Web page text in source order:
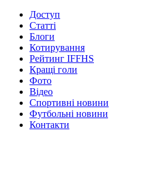
Доступ
Статті
Блоги
Котирування
Рейтинг IFFHS
Кращі голи
Фото
Відео
Спортивні новини
Футбольні новини
Контакти